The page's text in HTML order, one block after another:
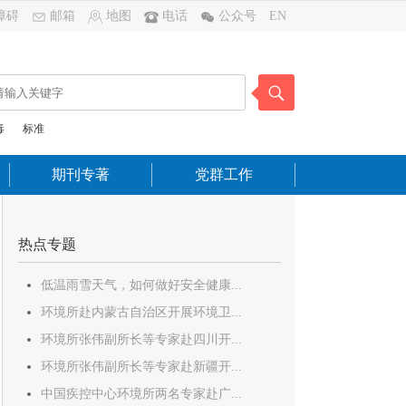
碍 邮箱 地图 电话 公众号 EN
标准
期刊专著 党群工作
热点专题
低温雨雪天气，如何做好安全健康...
环境所赴内蒙古自治区开展环境卫...
环境所张伟副所长等专家赴四川开...
环境所张伟副所长等专家赴新疆开...
中国疾控中心环境所两名专家赴广...